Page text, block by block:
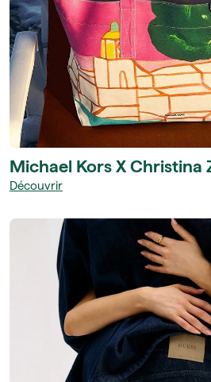
Michael Kors X Christina
Découvrir